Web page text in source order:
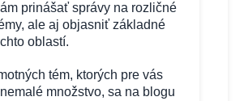
prinášať správy na rozličné
ale aj objasniť základné
oblastí.
tém, ktorých pre vás
množstvo, sa na blogu